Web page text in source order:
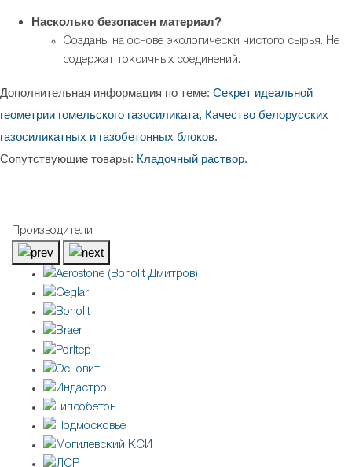
Насколько безопасен материал?
Созданы на основе экологически чистого сырья. Не
содержат токсичных соединений.
Дополнительная информация по теме: Секрет идеальной
геометрии гомельского газосиликата, Качество белорусских
газосиликатных и газобетонных блоков.
Сопутствующие товары: Кладочный раствор.
Производители